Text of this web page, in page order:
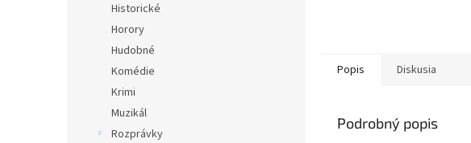
Historické
Horory
Hudobné
Komédie
Krimi
Muzikál
Rozprávky
Popis Diskusia
Podrobný popis